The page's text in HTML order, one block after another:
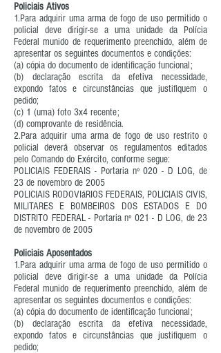
Policiais Ativos
1.Para adquirir uma arma de fogo de uso permitido o
policial deve dirigir-se a uma unidade da Polícia
Federal munido de requerimento preenchido, além de
apresentar os seguintes documentos e condições:
(a) cópia do documento de identificação funcional;
(b) declaração escrita da efetiva necessidade,
expondo fatos e circunstâncias que justifiquem o
pedido;
(c) 1 (uma) foto 3x4 recente;
(d) comprovante de residência.
2.Para adquirir uma arma de fogo de uso restrito o
policial deverá observar os regulamentos editados
pelo Comando do Exército, conforme segue:
POLICIAIS FEDERAIS - Portaria nº 020 - D LOG, de
23 de novembro de 2005
POLICIAIS RODOVIáRIOS FEDERAIS, POLICIAIS CIVIS,
MILITARES E BOMBEIROS DOS ESTADOS E DO
DISTRITO FEDERAL - Portaria nº 021 - D LOG, de 23
de novembro de 2005
Policiais Aposentados
1.Para adquirir uma arma de fogo de uso permitido o
policial deve dirigir-se a uma unidade da Polícia
Federal munido de requerimento preenchido, além de
apresentar os seguintes documentos e condições:
(a) cópia do documento de identificação funcional;
(b) declaração escrita da efetiva necessidade,
expondo fatos e circunstâncias que justifiquem o
pedido;